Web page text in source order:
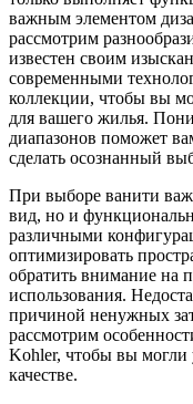
важным элементом
рассмотрим
известен своим
современными
коллекции, чтобы вы
для вашего жилья.
диапазонов поможет
сделать осознанный
При выборе ванити
вид, но и
различными
оптимизировать
обратить внимание на
использования.
причиной ненужных
рассмотрим
Kohler, чтобы вы могли
качестве.